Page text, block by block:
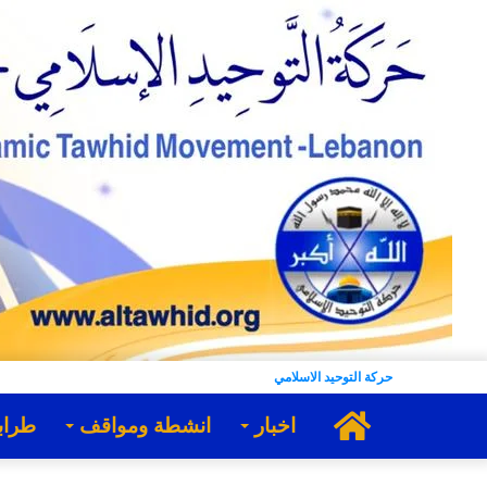
حركة التوحيد الاسلامي
الرئيسية
اخبار انشطة ومواقف